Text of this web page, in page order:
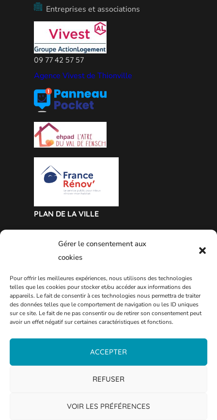
Gérer le consentement aux
cookies
Pour offrir les meilleures expériences, nous utilisons des technologies
telles que les cookies pour stocker et/ou accéder aux informations des
appareils. Le fait de consentir à ces technologies nous permettra de traiter
des données telles que le comportement de navigation ou les ID uniques
sur ce site. Le fait de ne pas consentir ou de retirer son consentement peut
avoir un effet négatif sur certaines caractéristiques et fonctions.
ACCEPTER
REFUSER
VOIR LES PRÉFÉRENCES
Entreprises et associations
09 77 42 57 57
Agence Vivest de Thionville
PLAN DE LA VILLE